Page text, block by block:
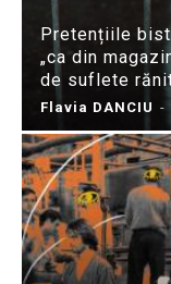
Pretențiile
„ca din
de suflete
Flavia DANCIU -